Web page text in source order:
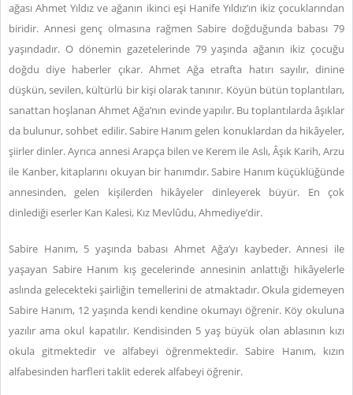
ağası Ahmet Yıldız ve ağanın ikinci eşi Hanife Yıldız’ın ikiz çocuklarından
biridir. Annesi genç olmasına rağmen Sabire doğduğunda babası 79
yaşındadır. O dönemin gazetelerinde 79 yaşında ağanın ikiz çocuğu
doğdu diye haberler çıkar. Ahmet Ağa etrafta hatırı sayılır, dinine
düşkün, sevilen, kültürlü bir kişi olarak tanınır. Köyün bütün toplantıları,
sanattan hoşlanan Ahmet Ağa’nın evinde yapılır. Bu toplantılarda âşıklar
da bulunur, sohbet edilir. Sabire Hanım gelen konuklardan da hikâyeler,
şiirler dinler. Ayrıca annesi Arapça bilen ve Kerem ile Aslı, Âşık Karih, Arzu
ile Kanber, kitaplarını okuyan bir hanımdır. Sabire Hanım küçüklüğünde
annesinden, gelen kişilerden hikâyeler dinleyerek büyür. En çok
dinlediği eserler Kan Kalesi, Kız Mevlûdu, Ahmediye’dir.
Sabire Hanım, 5 yaşında babası Ahmet Ağa’yı kaybeder. Annesi ile
yaşayan Sabire Hanım kış gecelerinde annesinin anlattığı hikâyelerle
aslında gelecekteki şairliğin temellerini de atmaktadır. Okula gidemeyen
Sabire Hanım, 12 yaşında kendi kendine okumayı öğrenir. Köy okuluna
yazılır ama okul kapatılır. Kendisinden 5 yaş büyük olan ablasının kızı
okula gitmektedir ve alfabeyi öğrenmektedir. Sabire Hanım, kızın
alfabesinden harfleri taklit ederek alfabeyi öğrenir.